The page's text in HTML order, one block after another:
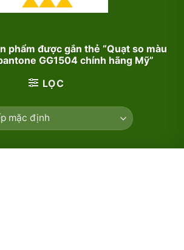
phẩm được gắn thẻ “Quạt so màu
GG1504 chính hãng Mỹ”
LỌC